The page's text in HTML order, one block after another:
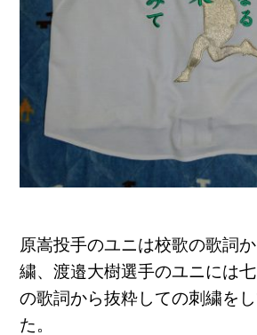
原嵩投手のユニは校歌の歌詞
繍、渡邉大樹選手のユニには
の歌詞から抜粋しての刺繍を
た。